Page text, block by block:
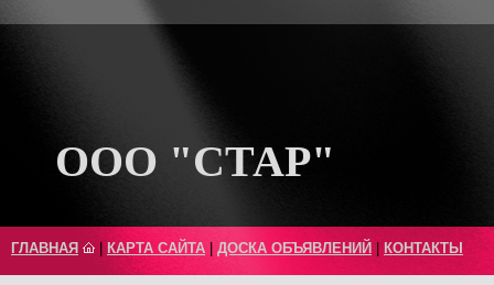
ООО "СТАР"
ГЛАВНАЯ КАРТА САЙТА ДОСКА ОБЪЯВЛЕНИЙ КОНТАКТЫ